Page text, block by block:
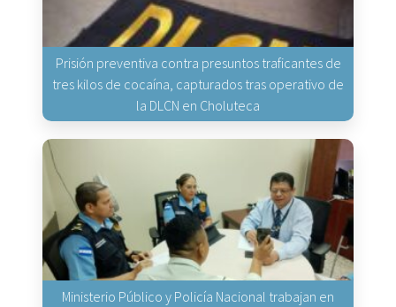
Prisión preventiva contra presuntos traficantes de
tres kilos de cocaína, capturados tras operativo de
la DLCN en Choluteca
Ministerio Público y Policía Nacional trabajan en